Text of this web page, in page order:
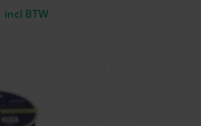
incl BTW